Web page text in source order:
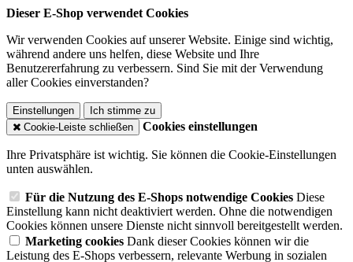
Dieser E-Shop verwendet Cookies
Wir verwenden Cookies auf unserer Website. Einige sind wichtig,
während andere uns helfen, diese Website und Ihre
Benutzererfahrung zu verbessern. Sind Sie mit der Verwendung
aller Cookies einverstanden?
Einstellungen
Ich stimme zu
Cookie-Leiste schließen
Cookies einstellungen
Ihre Privatsphäre ist wichtig. Sie können die Cookie-Einstellungen
unten auswählen.
Für die Nutzung des E-Shops notwendige Cookies Diese
Einstellung kann nicht deaktiviert werden. Ohne die notwendigen
Cookies können unsere Dienste nicht sinnvoll bereitgestellt werden.
Marketing cookies Dank dieser Cookies können wir die
Leistung des E-Shops verbessern, relevante Werbung in sozialen